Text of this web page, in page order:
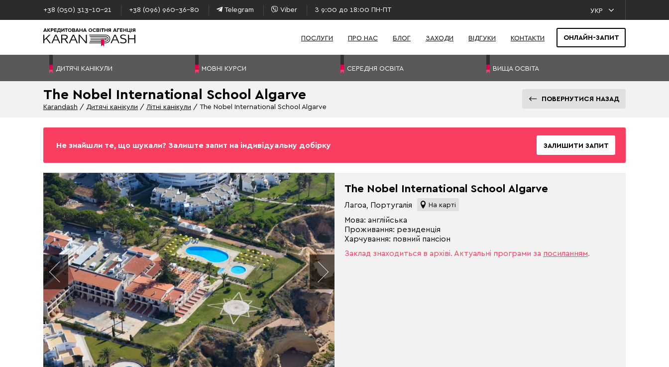
+38 (050) 313–10-21 +38 (096) 960–36-80 Telegram Viber З 9:00 до 18:00 ПН-ПТ УКР
ПОСЛУГИ ПРО НАС БЛОГ ЗАХОДИ ВІДГУКИ КОНТАКТИ ОНЛАЙН-ЗАПИТ
ДИТЯЧІ КАНІКУЛИ МОВНІ КУРСИ СЕРЕДНЯ ОСВІТА ВИЩА ОСВІТА
The Nobel International School Algarve
Karandash Дитячі канікули Літні канікули The Nobel International School Algarve
ПОВЕРНУТИСЯ НАЗАД
Не знайшли те, що шукали? Залиште запит на індивідуальну добірку ЗАЛИШИТИ ЗАПИТ
The Nobel International School Algarve
Лагоа, Португалія На карті
Мова: англійська
Проживання: резиденція
Харчування: повний пансіон
Заклад знаходиться в архіві. Актуальні програми за посиланням.